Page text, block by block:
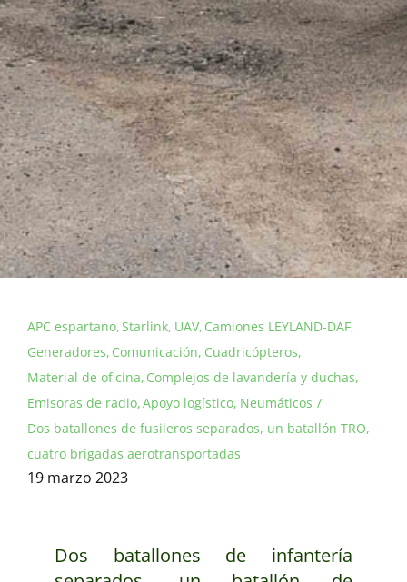
APC espartano Starlink UAV Camiones LEYLAND-DAF
Generadores Comunicación Cuadricópteros
Material de oficina Complejos de lavandería y duchas
Emisoras de radio Apoyo logístico Neumáticos
Dos batallones de fusileros separados, un batallón TRO,
cuatro brigadas aerotransportadas
19 marzo 2023
Dos batallones de infantería